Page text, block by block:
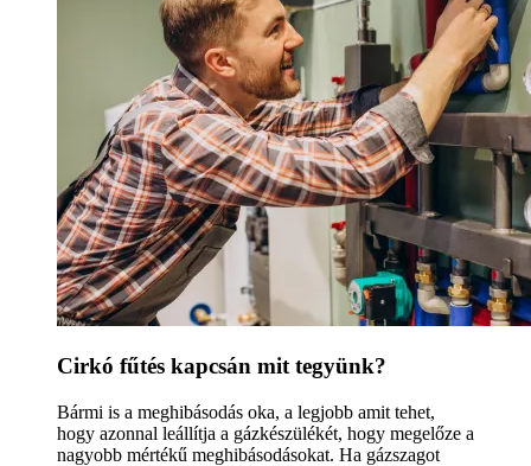
Cirkó fűtés kapcsán mit tegyünk?
Bármi is a meghibásodás oka, a legjobb amit tehet,
hogy azonnal leállítja a gázkészülékét, hogy megelőze a
nagyobb mértékű meghibásodásokat. Ha gázszagot